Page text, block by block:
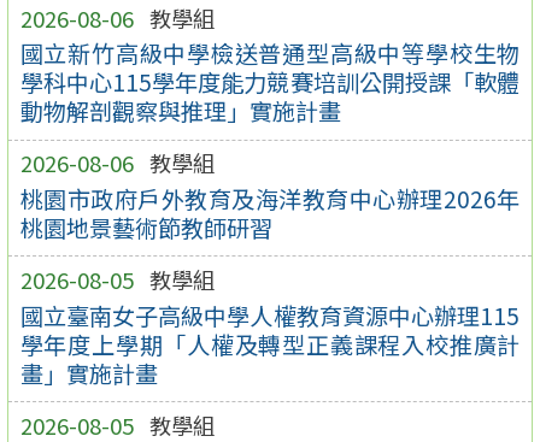
2026-08-06 教學組
國立新竹高級中學檢送普通型高級中等學校生物
學科中心115學年度能力競賽培訓公開授課「軟體
動物解剖觀察與推理」實施計畫
2026-08-06 教學組
桃園市政府戶外教育及海洋教育中心辦理2026年
桃園地景藝術節教師研習
2026-08-05 教學組
國立臺南女子高級中學人權教育資源中心辦理115
學年度上學期「人權及轉型正義課程入校推廣計
畫」實施計畫
2026-08-05 教學組